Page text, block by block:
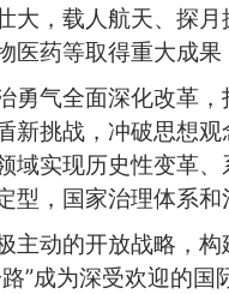
大，载人航天、探
医药等取得重大成果
气全面深化改革，
新挑战，冲破思想
域实现历史性变革
型，国家治理体系和
动的开放战略，构
”成为深受欢迎的